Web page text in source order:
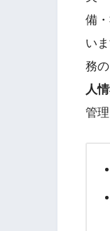
備
いま
務
人
管